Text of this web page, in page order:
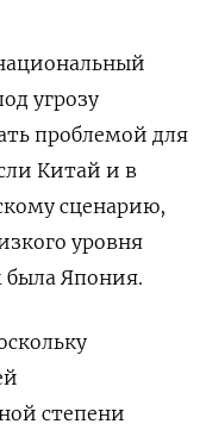
угрозу
проблемой для
Китай и в
сценарию,
уровня
была Япония.
степени